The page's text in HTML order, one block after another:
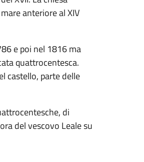
anteriore al XIV
e poi nel 1816 ma
quattrocentesca.
castello, parte delle
di
del vescovo Leale su